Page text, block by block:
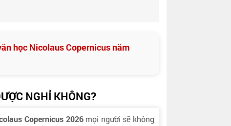
học Nicolaus Copernicus năm
NGHỈ KHÔNG?
Copernicus 2026mọi người sẽ không